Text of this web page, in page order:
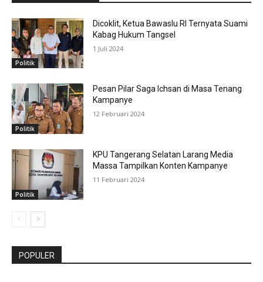
Politik
Dicoklit, Ketua Bawaslu RI Ternyata Suami
Kabag Hukum Tangsel
1 Juli 2024
Politik
Pesan Pilar Saga Ichsan di Masa Tenang
Kampanye
12 Februari 2024
Politik
KPU Tangerang Selatan Larang Media
Massa Tampilkan Konten Kampanye
11 Februari 2024
POPULER